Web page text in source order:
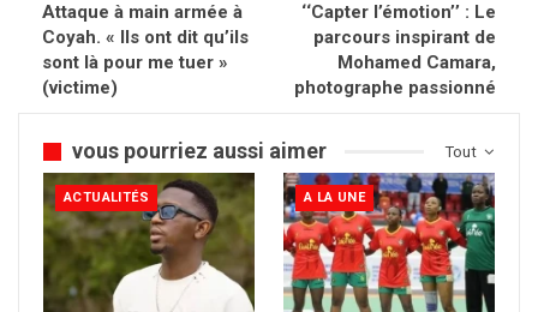
Attaque à main armée à
Coyah. « Ils ont dit qu’ils
sont là pour me tuer »
(victime)
‘‘Capter l’émotion’’ : Le
parcours inspirant de
Mohamed Camara,
photographe passionné
Tout
vous pourriez aussi aimer
ACTUALITÉS A LA UNE